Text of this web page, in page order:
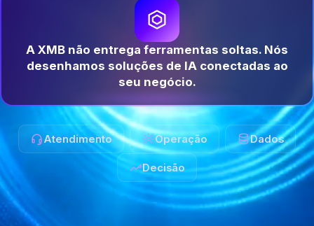
A XMB não entrega ferramentas soltas. Nós
desenhamos soluções de IA conectadas ao
seu negócio.
Atendimento Operação Dados
Decisão